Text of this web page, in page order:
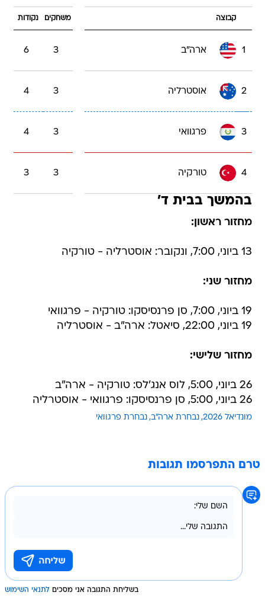
קבוצה משחקים נקודות
1 ארה"ב 3
6
2 אוסטרליה 3
4
3 פרגוואי 3
4
4 טורקיה 3
3
בהמשך בבית ד'
מחזור ראשון:
13 ביוני, 7:00, ונקובר: אוסטרליה - טורקיה
מחזור שני:
19 ביוני, 7:00, סן פרנסיסקו: טורקיה - פרגוואי
19 ביוני, 22:00, סיאטל: ארה"ב - אוסטרליה
מחזור שלישי:
26 ביוני, 5:00, לוס אנג'לס: טורקיה - ארה"ב
26 ביוני, 5:00, סן פרנסיסקו: פרגוואי - אוסטרליה
מונדיאל 2026 נבחרת ארה"ב נבחרת פרגוואי
טרם התפרסמו תגובות
בשליחת התגובה אני מסכים לתנאי השימוש